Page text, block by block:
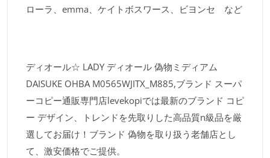
ローラ、emma、ケイトボスワース、ビヨンセ など
ディオール☆ LADY ディオール 偽物ミディアム
DAISUKE OHBA M0565WJITX_M885,ブランド スーパ
ーコピー通販専門店levekopiでは最新のブランド コピ
ー デザイン、トレンドを先取りした高品質n級品を厳
選してお届け！ブランド 偽物を取り扱う老舗店とし
て、激安価格でご提供。